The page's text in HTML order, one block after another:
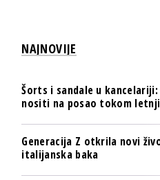
NAJNOVIJE
Šorts i sandale u
nositi na posao tokom
Generacija Z otkrila novi
italijanska baka